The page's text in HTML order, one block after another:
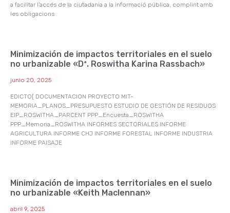
a facilitar l’accés de la ciutadania a la informació pública, complint amb
les obligacions
Minimización de impactos territoriales en el suelo
no urbanizable «Dª. Roswitha Karina Rassbach»
junio 20, 2025
EDICTO[ DOCUMENTACION PROYECTO MIT-
MEMORIA_PLANOS_PRESUPUESTO ESTUDIO DE GESTIÓN DE RESIDUOS
EIP_ROSWITHA_PARCENT PPP_Encuesta_ROSWITHA
PPP_Memoria_ROSWITHA INFORMES SECTORIALES INFORME
AGRICULTURA INFORME CHJ INFORME FORESTAL INFORME INDUSTRIA
INFORME PAISAJE
Minimización de impactos territoriales en el suelo
no urbanizable «Keith Maclennan»
abril 9, 2025